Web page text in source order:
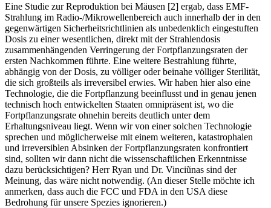
Eine Studie zur Reproduktion bei Mäusen [2] ergab, dass EMF-
Strahlung im Radio-/Mikrowellenbereich auch innerhalb der in den
gegenwärtigen Sicherheitsrichtlinien als unbedenklich eingestuften
Dosis zu einer wesentlichen, direkt mit der Strahlendosis
zusammenhängenden Verringerung der Fortpflanzungsraten der
ersten Nachkommen führte. Eine weitere Bestrahlung führte,
abhängig von der Dosis, zu völliger oder beinahe völliger Sterilität,
die sich großteils als irreversibel erwies. Wir haben hier also eine
Technologie, die die Fortpflanzung beeinflusst und in genau jenen
technisch hoch entwickelten Staaten omnipräsent ist, wo die
Fortpflanzungsrate ohnehin bereits deutlich unter dem
Erhaltungsniveau liegt. Wenn wir von einer solchen Technologie
sprechen und möglicherweise mit einem weiteren, katastrophalen
und irreversiblen Absinken der Fortpflanzungsraten konfrontiert
sind, sollten wir dann nicht die wissenschaftlichen Erkenntnisse
dazu berücksichtigen? Herr Ryan und Dr. Vinciũnas sind der
Meinung, das wäre nicht notwendig. (An dieser Stelle möchte ich
anmerken, dass auch die FCC und FDA in den USA diese
Bedrohung für unsere Spezies ignorieren.)